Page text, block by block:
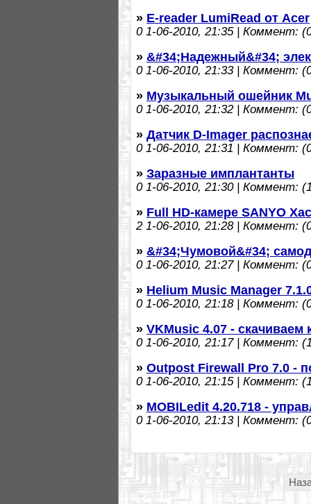
» E-reader LumiRead от Acer
01-06-2010, 21:35 | Коммент:
» &#34;Надежный&#34;
01-06-2010, 21:33 | Коммент:
» Музыкальный ошейник
01-06-2010, 21:32 | Коммент:
» Датчик D-Imager
01-06-2010, 21:31 | Коммент:
» Заразные имплантанты
01-06-2010, 21:30 | Коммент:
» Full HD-камере SANYO
21-06-2010, 21:28 | Коммент:
» &#34;Чумовой&#34;
01-06-2010, 21:27 | Коммент:
» Helium Music Manager
01-06-2010, 21:18 | Коммент:
» VKMusic 4.07 - скачиваем
01-06-2010, 21:17 | Коммент:
» Outpost Firewall Pro 7.0 -
01-06-2010, 21:15 | Коммент:
» MOBILedit 4.20.718 -
01-06-2010, 21:13 | Коммент: